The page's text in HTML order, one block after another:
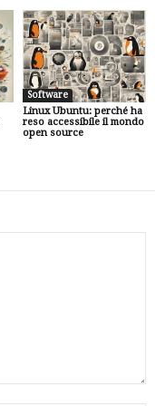
Software
Linux Ubuntu: perché ha
reso accessibile il mondo
open source